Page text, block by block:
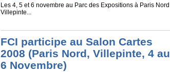
Les 4, 5 et 6 novembre au Parc des Expositions à Paris Nord
Villepinte...
FCI participe au Salon Cartes
2008 (Paris Nord, Villepinte, 4 au
6 Novembre)